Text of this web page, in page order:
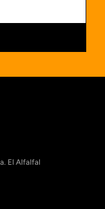
El Alfalfal